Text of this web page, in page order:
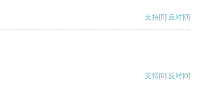
支持[0] 反对[0]
支持[0] 反对[0]